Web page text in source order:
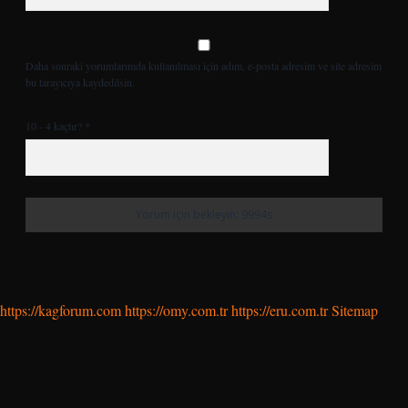
Daha sonraki yorumlarımda kullanılması için adım, e-posta adresim ve site adresim
bu tarayıcıya kaydedilsin.
10 - 4 kaçtır? *
https://kagforum.comhttps://omy.com.trhttps://eru.com.trSitemap